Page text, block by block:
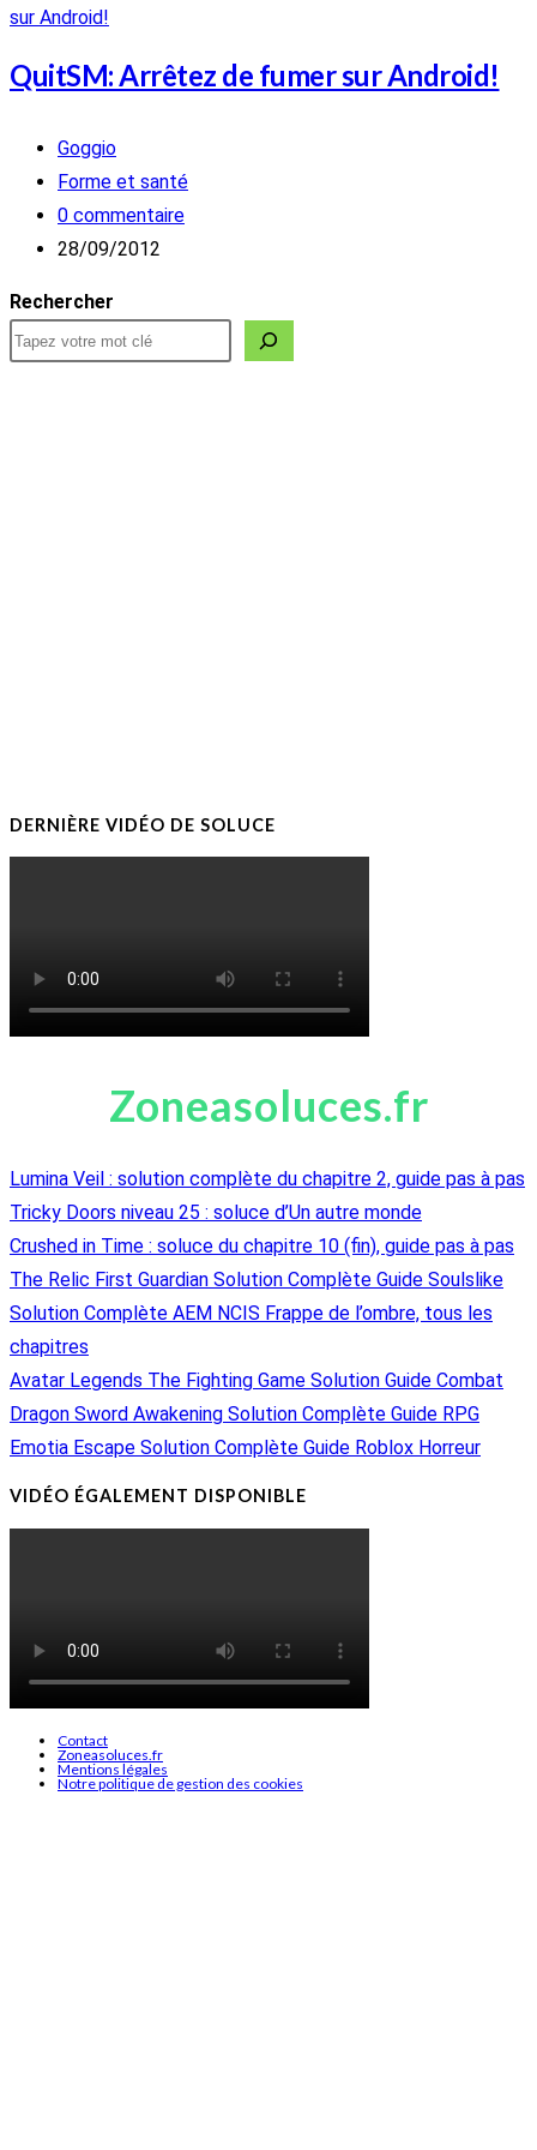
QuitSM: Arrêtez de fumer sur Android!
Auteur/autrice
de
la
publication :
Goggio
Post
category:
Forme et santé
Commentaires
de
publication :
0 commentaire
Publication
28/09/2012
Rechercher
DERNIÈRE VIDÉO DE SOLUCE
Zoneasoluces.fr
Lumina Veil : solution complète du chapitre 2, guide pas à pas
Tricky Doors niveau 25 : soluce d’Un autre monde
Crushed in Time : soluce du chapitre 10 (fin), guide pas à pas
The Relic First Guardian Solution Complète Guide Soulslike
Solution Complète AEM NCIS Frappe de l’ombre, tous les
chapitres
Avatar Legends The Fighting Game Solution Guide Combat
Dragon Sword Awakening Solution Complète Guide RPG
Emotia Escape Solution Complète Guide Roblox Horreur
VIDÉO ÉGALEMENT DISPONIBLE
Contact
Zoneasoluces.fr
Mentions légales
Notre politique de gestion des cookies